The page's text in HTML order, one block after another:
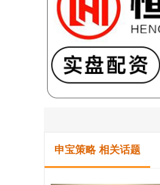
申宝策略 相关话题